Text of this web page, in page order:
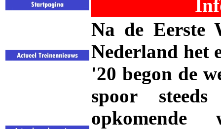
Na de Eerste
Nederland het
'20 begon de
spoor